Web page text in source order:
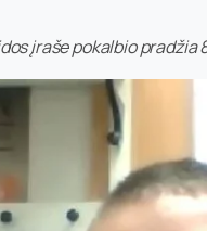
įraše pokalbio pradžia